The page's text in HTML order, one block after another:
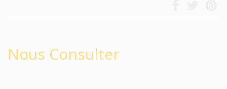
Nous Consulter